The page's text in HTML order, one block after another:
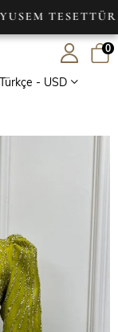
◆
Türkçe - USD
0